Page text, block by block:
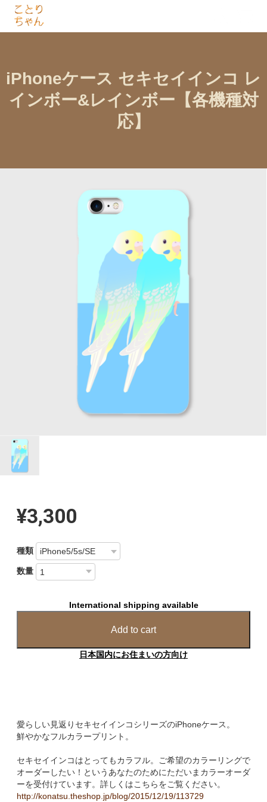
iPhoneケース セキセイインコ レ
インボー&レインボー【各機種対
応】
¥3,300
種類
数量
International shipping available
Add to cart
日本国内にお住まいの方向け
愛らしい見返りセキセイインコシリーズのiPhoneケース。
鮮やかなフルカラープリント。
セキセイインコはとってもカラフル。ご希望のカラーリングで
オーダーしたい！というあなたのためにただいまカラーオーダ
ーを受付けています。詳しくはこちらをご覧ください。
http://konatsu.theshop.jp/blog/2015/12/19/113729